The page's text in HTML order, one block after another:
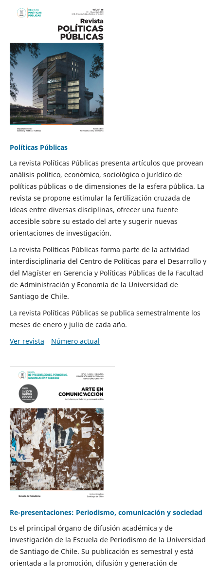
Políticas Públicas
La revista Políticas Públicas presenta artículos que provean
análisis político, económico, sociológico o jurídico de
políticas públicas o de dimensiones de la esfera pública. La
revista se propone estimular la fertilización cruzada de
ideas entre diversas disciplinas, ofrecer una fuente
accesible sobre su estado del arte y sugerir nuevas
orientaciones de investigación.
La revista Políticas Públicas forma parte de la actividad
interdisciplinaria del Centro de Políticas para el Desarrollo y
del Magíster en Gerencia y Políticas Públicas de la Facultad
de Administración y Economía de la Universidad de
Santiago de Chile.
La revista Políticas Públicas se publica semestralmente los
meses de enero y julio de cada año.
Ver revista
Número actual
Re-presentaciones: Periodismo, comunicación y sociedad
Es el principal órgano de difusión académica y de
investigación de la Escuela de Periodismo de la Universidad
de Santiago de Chile. Su publicación es semestral y está
orientada a la promoción, difusión y generación de